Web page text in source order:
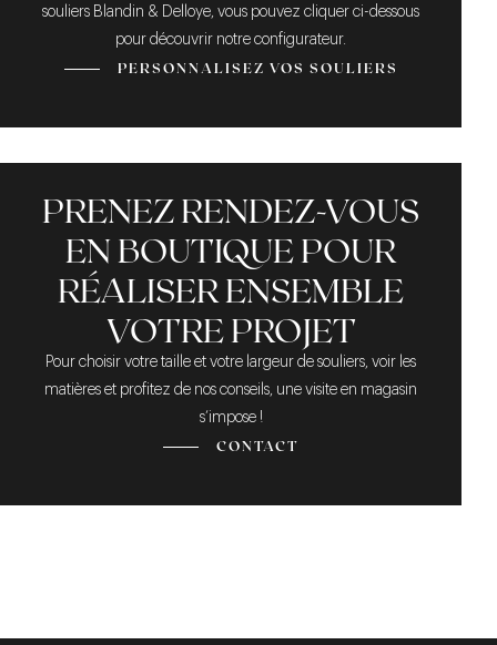
souliers Blandin & Delloye, vous pouvez cliquer ci-dessous
pour découvrir notre configurateur.
PERSONNALISEZ VOS SOULIERS
PRENEZ RENDEZ-VOUS
EN BOUTIQUE POUR
RÉALISER ENSEMBLE
VOTRE PROJET
Pour choisir votre taille et votre largeur de souliers, voir les
matières et profitez de nos conseils, une visite en magasin
s’impose !
CONTACT